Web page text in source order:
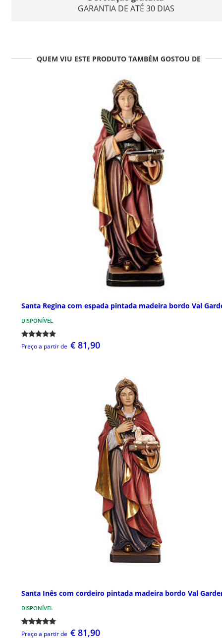
GARANTIA DE ATÉ 30 DIAS
QUEM VIU ESTE PRODUTO TAMBÉM GOSTOU DE
Santa Regina com espada pintada madeira bordo Val
DISPONÍVEL
Preço a partir de € 81,90
Santa Inês com cordeiro pintada madeira bordo Val
DISPONÍVEL
Preço a partir de € 81,90